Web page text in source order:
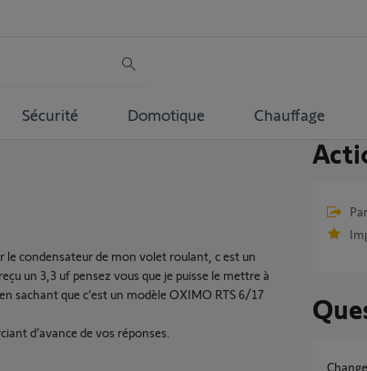
Sécurité Domotique Chauffage
le condensateur de mon volet roulant, c est un
un 3,3 uf pensez vous que je puisse le mettre à
sachant que c’est un modèle OXIMO RTS 6/17
d’avance de vos réponses.